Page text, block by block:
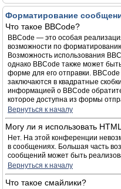
Форматирование
Что такое BBCode?
BBCode — это особая
возможности по
Возможность использования
однако BBCode также может
форме для его отправки.
заключаются в квадратные
информацией о BBCode
которое доступна из формы
Вернуться к началу
Могу ли я использовать
Нет. На этой конференции
в сообщениях. Большая часть
сообщений может быть
Вернуться к началу
Что такое смайлики?